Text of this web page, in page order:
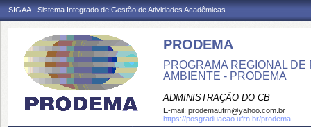
SIGAA - Sistema Integrado de Gestão de Atividades Acadêmicas
PRODEMA
PROGRAMA REGIONAL
AMBIENTE - PRODEMA
ADMINISTRAÇÃO DO CB
E-mail: prodemaufrn@yahoo.com.br
https://posgraduacao.ufrn.br/prodema